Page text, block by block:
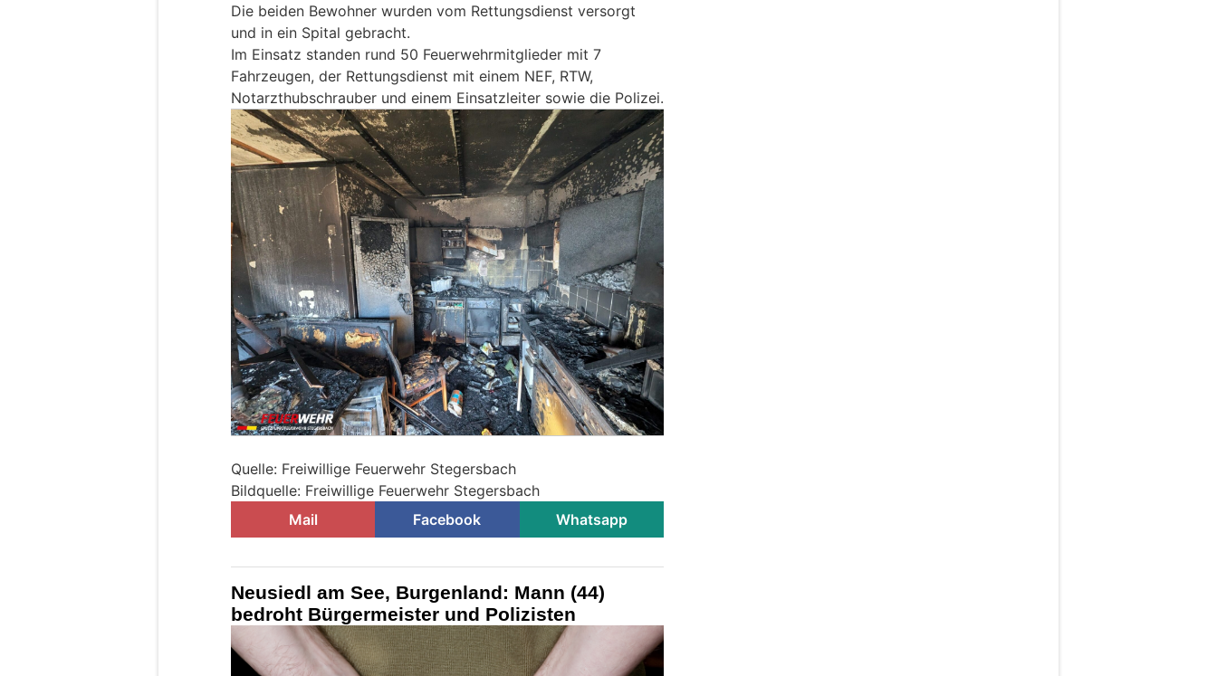
Die beiden Bewohner wurden vom Rettungsdienst versorgt
und in ein Spital gebracht.
Im Einsatz standen rund 50 Feuerwehrmitglieder mit 7
Fahrzeugen, der Rettungsdienst mit einem NEF, RTW,
Notarzthubschrauber und einem Einsatzleiter sowie die Polizei.
Quelle: Freiwillige Feuerwehr Stegersbach
Bildquelle: Freiwillige Feuerwehr Stegersbach
Mail
Facebook Whatsapp
Neusiedl am See, Burgenland: Mann (44)
bedroht Bürgermeister und Polizisten